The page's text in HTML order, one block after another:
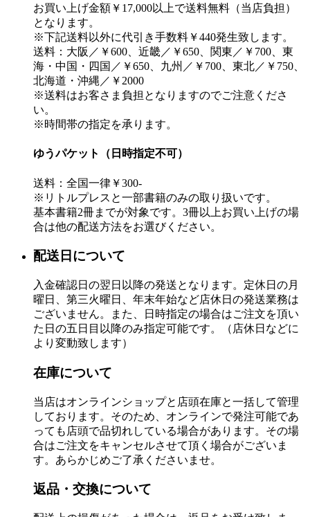
お買い上げ金額￥17,000以上で送料無料（当店負担）
となります。
※下記送料以外に代引き手数料￥440発生致します。
送料：大阪／￥600、近畿／￥650、関東／￥700、東
海・中国・四国／￥650、九州／￥700、東北／￥750、
北海道・沖縄／￥2000
※送料はお客さま負担となりますのでご注意くださ
い。
※時間帯の指定を承ります。
ゆうパケット（日時指定不可）
送料：全国一律￥300-
※リトルプレスと一部書籍のみの取り扱いです。
基本書籍2冊までが対象です。3冊以上お買い上げの場
合は他の配送方法をお選びください。
配送日について
入金確認日の翌日以降の発送となります。定休日の月
曜日、第三火曜日、年末年始など店休日の発送業務は
ございません。また、日時指定の場合はご注文を頂い
た日の五日目以降のみ指定可能です。（店休日などに
より変動致します）
在庫について
当店はオンラインショップと店頭在庫と一括して管理
しております。そのため、オンラインで発注可能であ
っても店頭で品切れしている場合があります。その場
合はご注文をキャンセルさせて頂く場合がございま
す。あらかじめご了承くださいませ。
返品・交換について